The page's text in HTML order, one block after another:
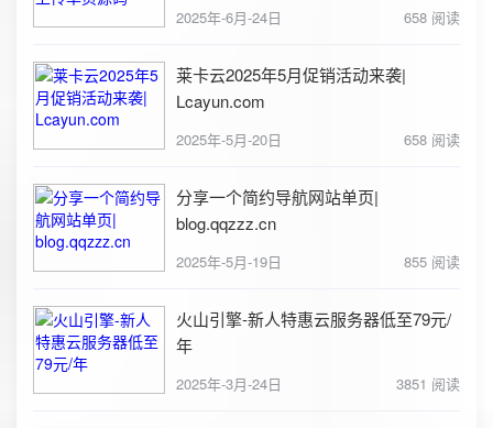
2025年-6月-24日 658 阅读
莱卡云2025年5月促销活动来袭|
Lcayun.com
2025年-5月-20日 658 阅读
分享一个简约导航网站单页|
blog.qqzzz.cn
2025年-5月-19日 855 阅读
火山引擎-新人特惠云服务器低至79元/
年
2025年-3月-24日 3851 阅读